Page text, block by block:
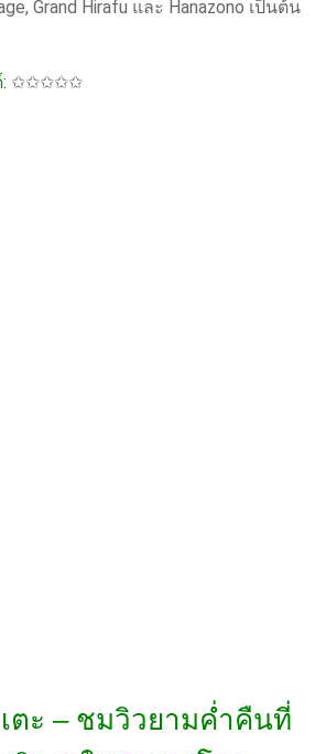
Grand Hirafu และ Hanazono เป็นต้น
✩✩✩✩✩
ตะ – ชมวิวยามค่ำคืนที่